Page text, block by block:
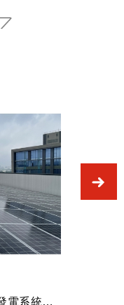
愛如蜜廠房太陽能光電發電系統工程